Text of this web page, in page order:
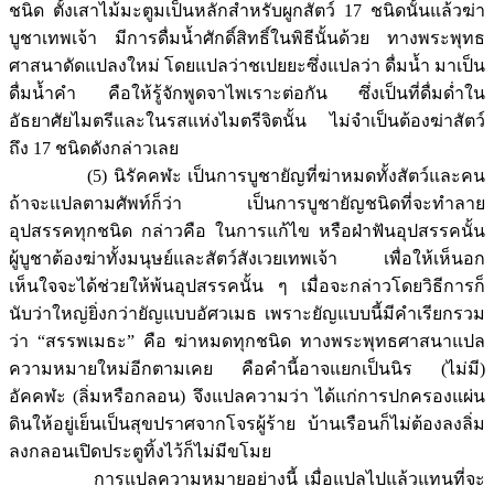
ชนิด ตั้งเสาไม้มะตูมเป็นหลักสำหรับผูกสัตว์ 17 ชนิดนั้นแล้วฆ่า
บูชาเทพเจ้า มีการดื่มน้ำศักดิ์สิทธิ์ในพิธีนั้นด้วย ทางพระพุทธ
ศาสนาดัดแปลงใหม่ โดยแปลว่าชเปยยะซึ่งแปลว่า ดื่มน้ำ มาเป็น
ดื่มน้ำคำ คือให้รู้จักพูดจาไพเราะต่อกัน ซึ่งเป็นที่ดื่มด่ำใน
อัธยาศัยไมตรีและในรสแห่งไมตรีจิตนั้น ไม่จำเป็นต้องฆ่าสัตว์
ถึง 17 ชนิดดังกล่าวเลย
(5) นิรัคคฬะ เป็นการบูชายัญที่ฆ่าหมดทั้งสัตว์และคน
ถ้าจะแปลตามศัพท์ก็ว่า เป็นการบูชายัญชนิดที่จะทำลาย
อุปสรรคทุกชนิด กล่าวคือ ในการแก้ไข หรือฝ่าฟันอุปสรรคนั้น
ผู้บูชาต้องฆ่าทั้งมนุษย์และสัตว์สังเวยเทพเจ้า เพื่อให้เห็นอก
เห็นใจจะได้ช่วยให้พ้นอุปสรรคนั้น ๆ เมื่อจะกล่าวโดยวิธีการก็
นับว่าใหญ่ยิ่งกว่ายัญแบบอัศวเมธ เพราะยัญแบบนี้มีคำเรียกรวม
ว่า “สรรพเมธะ” คือ ฆ่าหมดทุกชนิด ทางพระพุทธศาสนาแปล
ความหมายใหม่อีกตามเคย คือคำนี้อาจแยกเป็นนิร (ไม่มี)
อัคคฬะ (ลิ่มหรือกลอน) จึงแปลความว่า ได้แก่การปกครองแผ่น
ดินให้อยู่เย็นเป็นสุขปราศจากโจรผู้ร้าย บ้านเรือนก็ไม่ต้องลงลิ่ม
ลงกลอนเปิดประตูทิ้งไว้ก็ไม่มีขโมย
การแปลความหมายอย่างนี้ เมื่อแปลไปแล้วแทนที่จะ